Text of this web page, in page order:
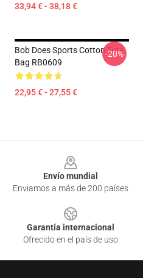
33,94 € - 38,18 €
Bob Does Sports Cotton Tote
Bag RB0609
22,95 € - 27,55 €
-20%
Envío mundial
Enviamos a más de 200 países
Garantía internacional
Ofrecido en el país de uso